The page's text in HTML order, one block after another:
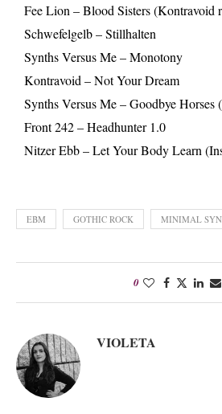
Fee Lion – Blood Sisters (Kontravoid
Schwefelgelb – Stillhalten
Synths Versus Me – Monotony
Kontravoid – Not Your Dream
Synths Versus Me – Goodbye
Front 242 – Headhunter 1.0
Nitzer Ebb – Let Your Body Learn
EBM GOTHIC ROCK MINIMAL
0
VIOLETA